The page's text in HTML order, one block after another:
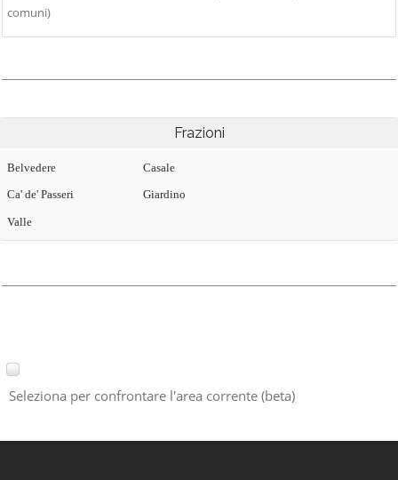
comuni)
Frazioni
Belvedere
Ca' de' Passeri
Casale
Giardino
Valle
Seleziona per confrontare l'area corrente (beta)